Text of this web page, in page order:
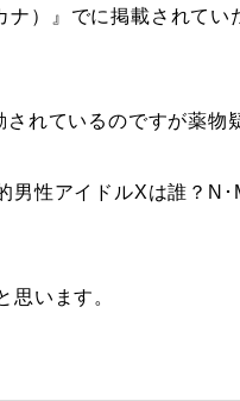
）』でに掲載されてい
れているのですが薬物
男性アイドルXは誰？N･
思います。